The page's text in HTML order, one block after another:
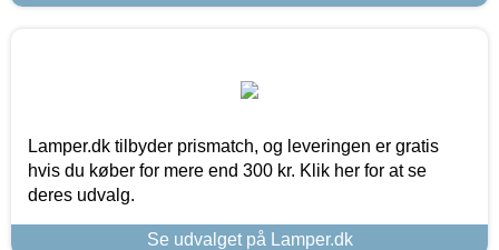
Lamper.dk tilbyder prismatch, og leveringen er gratis
hvis du køber for mere end 300 kr. Klik her for at se
deres udvalg.
Se udvalget på Lamper.dk